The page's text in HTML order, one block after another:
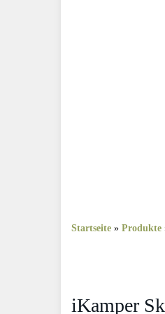
Startseite » Produkte
iKamper